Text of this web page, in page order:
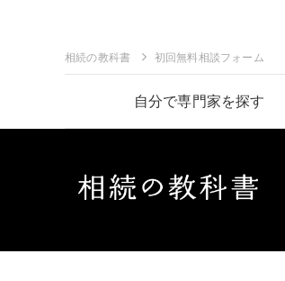
相続の教科書 初回無料相談フォーム
自分で専門家を探す